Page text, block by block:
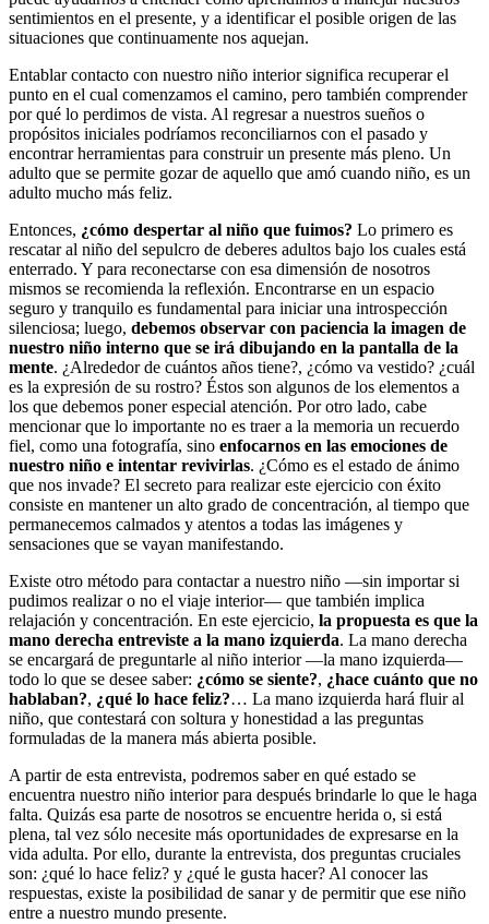
sentimientos en el presente, y a identificar el posible origen de las
situaciones que continuamente nos aquejan.
Entablar contacto con nuestro niño interior significa recuperar el
punto en el cual comenzamos el camino, pero también comprender
por qué lo perdimos de vista. Al regresar a nuestros sueños o
propósitos iniciales podríamos reconciliarnos con el pasado y
encontrar herramientas para construir un presente más pleno. Un
adulto que se permite gozar de aquello que amó cuando niño, es un
adulto mucho más feliz.
Entonces, ¿cómo despertar al niño que fuimos? Lo primero es
rescatar al niño del sepulcro de deberes adultos bajo los cuales está
enterrado. Y para reconectarse con esa dimensión de nosotros
mismos se recomienda la reflexión. Encontrarse en un espacio
seguro y tranquilo es fundamental para iniciar una introspección
silenciosa; luego, debemos observar con paciencia la imagen de
nuestro niño interno que se irá dibujando en la pantalla de la
mente. ¿Alrededor de cuántos años tiene?, ¿cómo va vestido? ¿cuál
es la expresión de su rostro? Éstos son algunos de los elementos a
los que debemos poner especial atención. Por otro lado, cabe
mencionar que lo importante no es traer a la memoria un recuerdo
fiel, como una fotografía, sino enfocarnos en las emociones de
nuestro niño e intentar revivirlas. ¿Cómo es el estado de ánimo
que nos invade? El secreto para realizar este ejercicio con éxito
consiste en mantener un alto grado de concentración, al tiempo que
permanecemos calmados y atentos a todas las imágenes y
sensaciones que se vayan manifestando.
Existe otro método para contactar a nuestro niño —sin importar si
pudimos realizar o no el viaje interior— que también implica
relajación y concentración. En este ejercicio, la propuesta es que la
mano derecha entreviste a la mano izquierda. La mano derecha
se encargará de preguntarle al niño interior —la mano izquierda—
todo lo que se desee saber: ¿cómo se siente?, ¿hace cuánto que no
hablaban?, ¿qué lo hace feliz?… La mano izquierda hará fluir al
niño, que contestará con soltura y honestidad a las preguntas
formuladas de la manera más abierta posible.
A partir de esta entrevista, podremos saber en qué estado se
encuentra nuestro niño interior para después brindarle lo que le haga
falta. Quizás esa parte de nosotros se encuentre herida o, si está
plena, tal vez sólo necesite más oportunidades de expresarse en la
vida adulta. Por ello, durante la entrevista, dos preguntas cruciales
son: ¿qué lo hace feliz? y ¿qué le gusta hacer? Al conocer las
respuestas, existe la posibilidad de sanar y de permitir que ese niño
entre a nuestro mundo presente.